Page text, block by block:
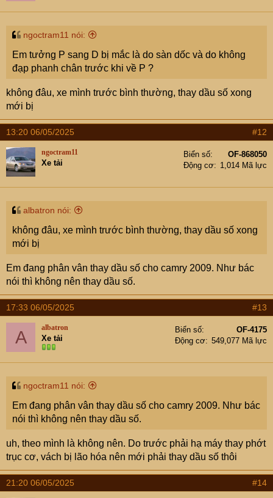
ngoctram11 nói:
Em tưởng P sang D bị mắc là do sàn dốc và do không
đạp phanh chân trước khi về P ?
không đâu, xe mình trước bình thường, thay dầu số xong
mới bị
13:20 06/05/2025 #12
ngoctram11
Xe tải
Biển số
OF-868050
Động cơ
1,014 Mã lực
albatron nói:
không đâu, xe mình trước bình thường, thay dầu số xong
mới bị
Em đang phân vân thay dầu số cho camry 2009. Như bác
nói thì không nên thay dầu số.
17:33 06/05/2025 #13
A albatron
Xe tải
Biển số
OF-4175
Động cơ
549,077 Mã lực
ngoctram11 nói:
Em đang phân vân thay dầu số cho camry 2009. Như bác
nói thì không nên thay dầu số.
uh, theo mình là không nên. Do trước phải hạ máy thay phớt
trục cơ, vách bị lão hóa nên mới phải thay dầu số thôi
21:20 06/05/2025 #14